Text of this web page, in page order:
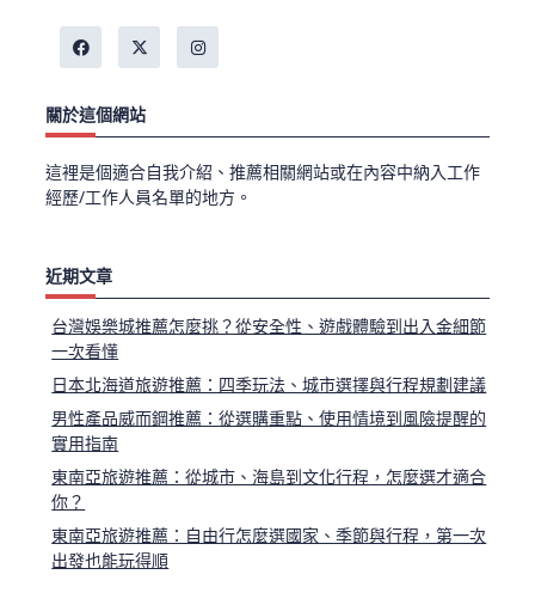
關於這個網站
這裡是個適合自我介紹、推薦相關網站或在內容中納入工作
經歷/工作人員名單的地方。
近期文章
台灣娛樂城推薦怎麼挑？從安全性、遊戲體驗到出入金細節
一次看懂
日本北海道旅遊推薦：四季玩法、城市選擇與行程規劃建議
男性產品威而鋼推薦：從選購重點、使用情境到風險提醒的
實用指南
東南亞旅遊推薦：從城市、海島到文化行程，怎麼選才適合
你？
東南亞旅遊推薦：自由行怎麼選國家、季節與行程，第一次
出發也能玩得順